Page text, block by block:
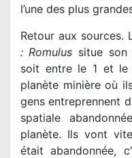
l’une des plus
Retour aux sources.
: Romulus situe
soit entre le 1 et
planète minière où
gens entreprennent
spatiale
planète. Ils vont
était abandonnée,